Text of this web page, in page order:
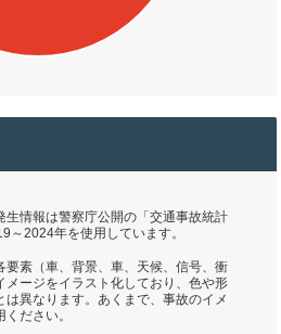
生情報は警察庁公開の「交通事故統計
～2024年を使用しています。
要素（車、背景、車、天候、信号、衝
メージをイラスト化しており、色や形
異なります。あくまで、事故のイメ
ださい。